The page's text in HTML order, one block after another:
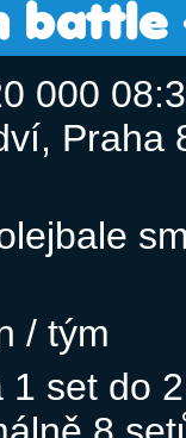
000
Praha
/ tým
set do